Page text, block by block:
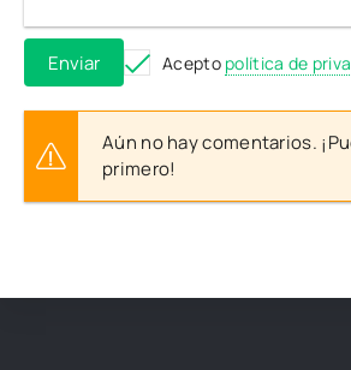
Enviar Acepto política de
Aún no hay comentarios.
primero!